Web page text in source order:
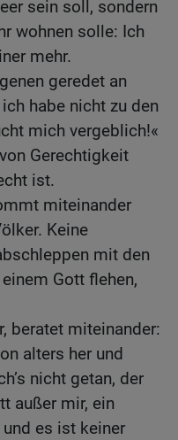
sein soll, sondern
wohnen solle: Ich
mehr.
geredet an
habe nicht zu den
mich vergeblich!«
Gerechtigkeit
ist.
miteinander
Keine
mit den
Gott flehen,
beratet miteinander:
alters her und
nicht getan, der
außer mir, ein
es ist keiner